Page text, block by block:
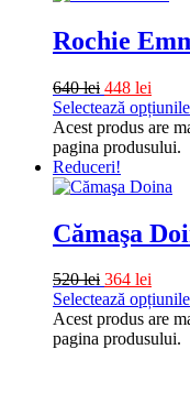
Rochie
640lei 448 lei
Selectează opțiunile
Acest produs are
pagina produsului.
Reduceri!
Cămaşa
520lei 364 lei
Selectează opțiunile
Acest produs are
pagina produsului.